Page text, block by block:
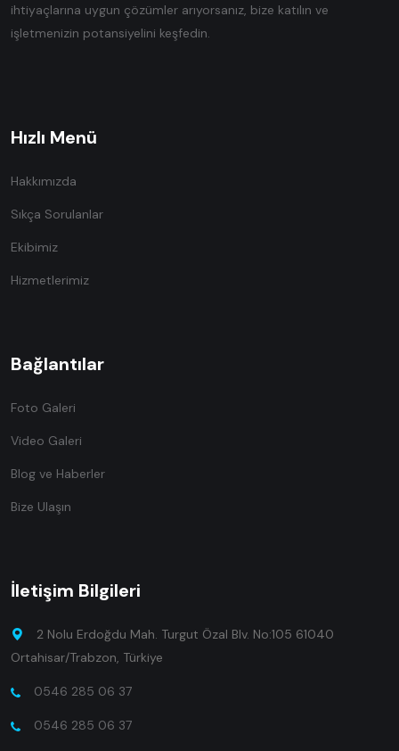
ihtiyaçlarına uygun çözümler arıyorsanız, bize katılın ve
işletmenizin potansiyelini keşfedin.
Hızlı Menü
Hakkımızda
Sıkça Sorulanlar
Ekibimiz
Hizmetlerimiz
Bağlantılar
Foto Galeri
Video Galeri
Blog ve Haberler
Bize Ulaşın
İletişim Bilgileri
2 Nolu Erdoğdu Mah. Turgut Özal Blv. No:105 61040
Ortahisar/Trabzon, Türkiye
0546 285 06 37
0546 285 06 37